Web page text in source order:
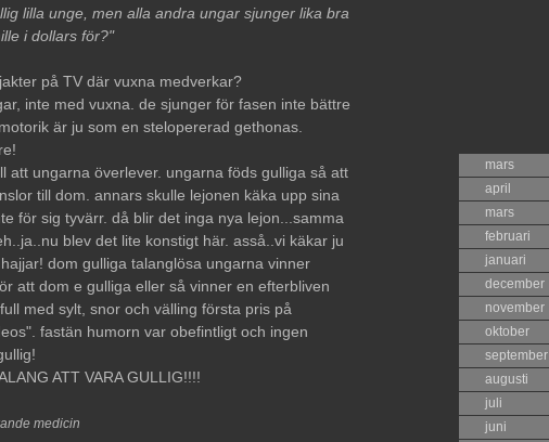
lilla unge, men alla andra ungar sjunger lika bra
i dollars för?"
på TV där vuxna medverkar?
inte med vuxna. de sjunger för fasen inte bättre
är ju som en stelopererad gethonas.
att ungarna överlever. ungarna föds gulliga så att
till dom. annars skulle lejonen käka upp sina
för sig tyvärr. då blir det inga nya lejon...samma
blev det lite konstigt här. asså..vi käkar ju
dom gulliga talanglösa ungarna vinner
att dom e gulliga eller så vinner en efterbliven
med sylt, snor och välling första pris på
fastän humorn var obefintligt och ingen
ATT VARA GULLIG!!!!
medicin
mars
april
mars
februari
januari
december
november
oktober
september
augusti
juli
juni